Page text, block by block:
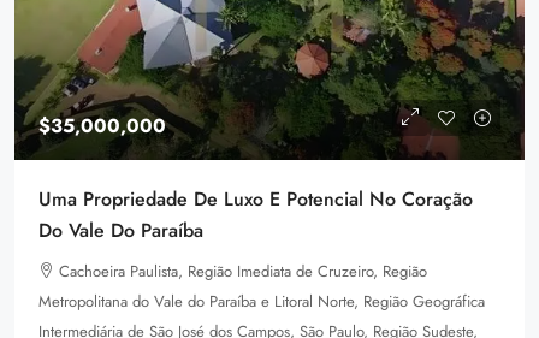
$35,000,000
Uma Propriedade De Luxo E Potencial No Coração
Do Vale Do Paraíba
Cachoeira Paulista, Região Imediata de Cruzeiro, Região
Metropolitana do Vale do Paraíba e Litoral Norte, Região Geográfica
Intermediária de São José dos Campos, São Paulo, Região Sudeste,